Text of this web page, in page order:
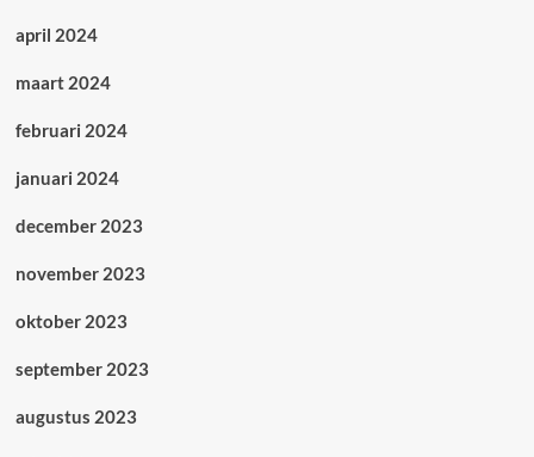
april 2024
maart 2024
februari 2024
januari 2024
december 2023
november 2023
oktober 2023
september 2023
augustus 2023